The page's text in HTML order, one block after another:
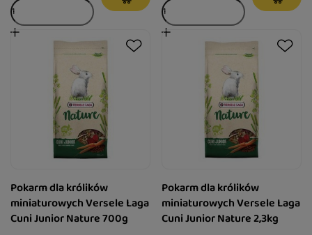
Pokarm dla królików
miniaturowych Versele Laga
Cuni Junior Nature 700g
Pokarm dla królików
miniaturowych Versele Laga
Cuni Junior Nature 2,3kg